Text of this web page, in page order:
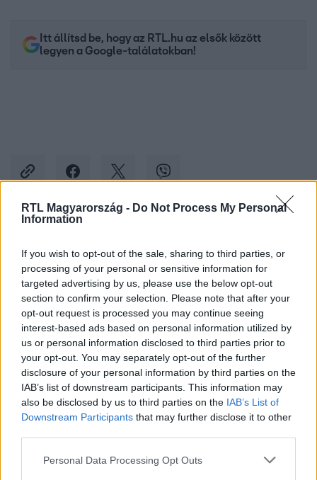
RTL Magyarország - Do Not Process My Personal
Information
If you wish to opt-out of the sale, sharing to third parties, or
processing of your personal or sensitive information for
targeted advertising by us, please use the below opt-out
section to confirm your selection. Please note that after your
opt-out request is processed you may continue seeing
interest-based ads based on personal information utilized by
us or personal information disclosed to third parties prior to
your opt-out. You may separately opt-out of the further
disclosure of your personal information by third parties on the
IAB’s list of downstream participants. This information may
also be disclosed by us to third parties on the IAB’s List of
Downstream Participants that may further disclose it to other
Please note that this website/app uses one or more Google
Personal Data Processing Opt Outs
Itt állítsd be, hogy az RTL.hu az elsők között
legyen a Google-találatokban!
Facebookon is!
Követem
GAZDASÁG #LUKOIL #KŐOLAJ #ADRIA